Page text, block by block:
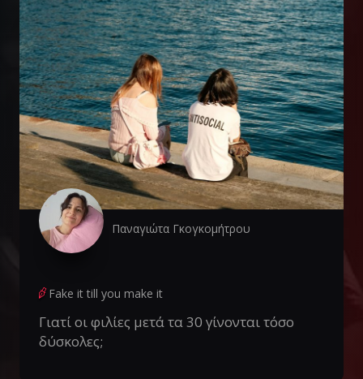
Παναγιώτα Γκογκομήτρου
Fake it till you make it
Γιατί οι φιλίες μετά τα 30 γίνονται τόσο
δύσκολες;